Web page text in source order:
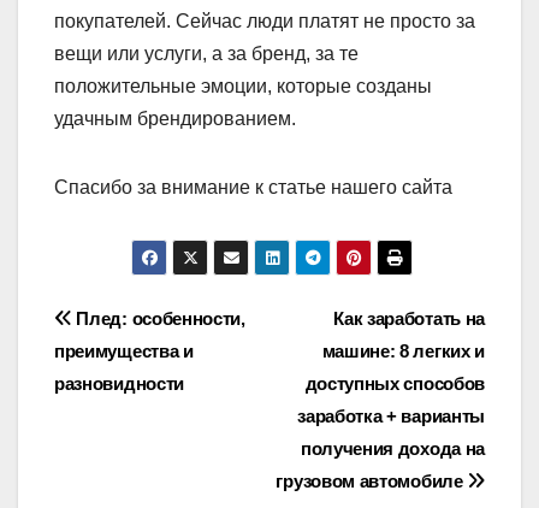
покупателей. Сейчас люди платят не просто за
вещи или услуги, а за бренд, за те
положительные эмоции, которые созданы
удачным брендированием.
Спасибо за внимание к статье нашего сайта
Навигация
по
Как заработать на
машине: 8 легких и
доступных способов
заработка + варианты
получения дохода на
грузовом автомобиле
Плед: особенности,
преимущества и
разновидности